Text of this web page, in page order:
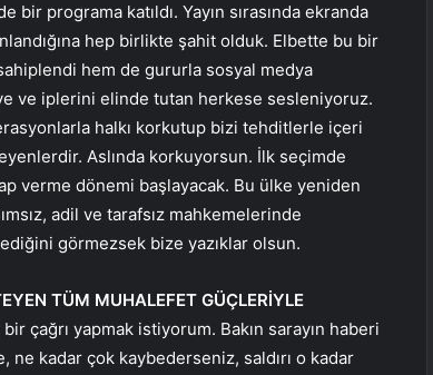
bir programa katıldı. Yayın sırasında ekranda
hep birlikte şahit olduk. Elbette bu bir
hem de gururla sosyal medya
ve iplerini elinde tutan herkese sesleniyoruz.
halkı korkutup bizi tehditlerle içeri
Aslında korkuyorsun. İlk seçimde
verme dönemi başlayacak. Bu ülke yeniden
adil ve tarafsız mahkemelerinde
görmezsek bize yazıklar olsun.
TÜM MUHALEFET GÜÇLERİYLE
çağrı yapmak istiyorum. Bakın sarayın haberi
kadar çok kaybederseniz, saldırı o kadar